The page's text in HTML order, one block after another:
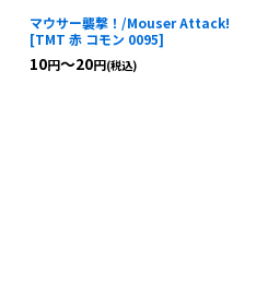
マウサー襲撃！/Mouser Attack!
[TMT 赤 コモン 0095]
10円～20円(税込)